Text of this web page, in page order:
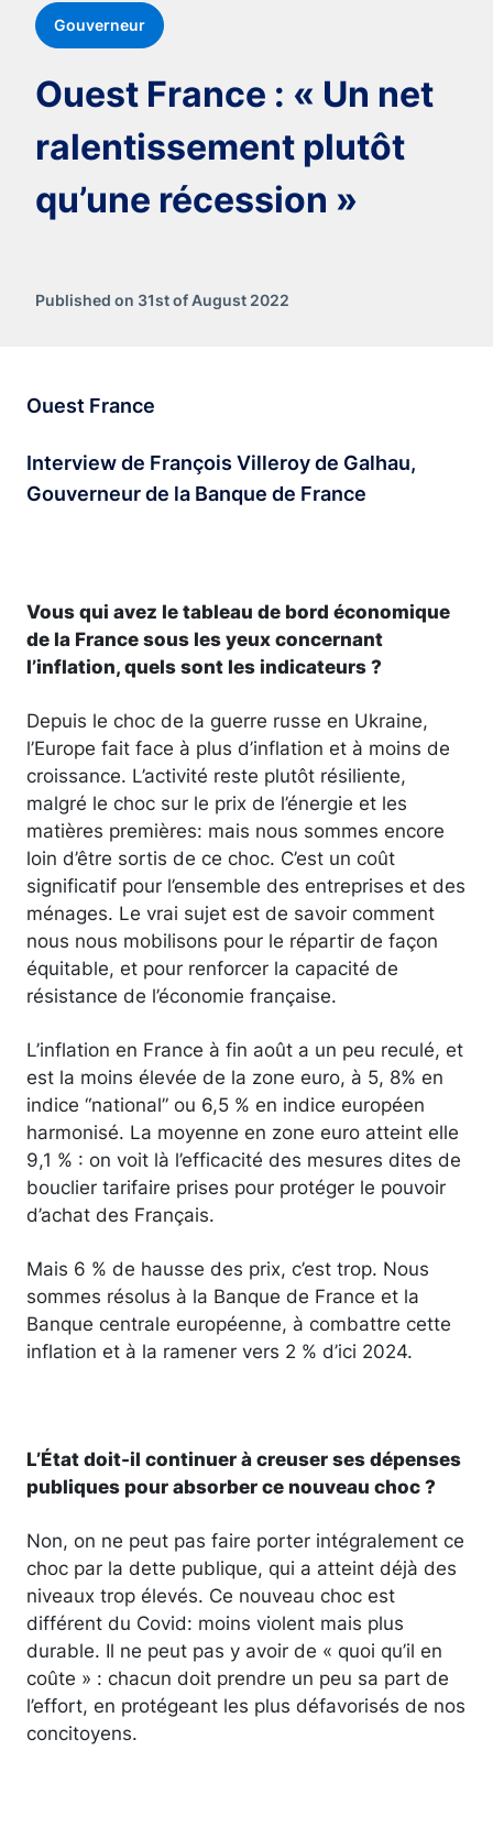
Gouverneur
Ouest France : « Un net
ralentissement plutôt
qu’une récession »
Published on 31st of August 2022
Ouest France
Interview de François Villeroy de Galhau,
Gouverneur de la Banque de France
Vous qui avez le tableau de bord économique
de la France sous les yeux concernant
l’inflation, quels sont les indicateurs ?
Depuis le choc de la guerre russe en Ukraine,
l’Europe fait face à plus d’inflation et à moins de
croissance. L’activité reste plutôt résiliente,
malgré le choc sur le prix de l’énergie et les
matières premières: mais nous sommes encore
loin d’être sortis de ce choc. C’est un coût
significatif pour l’ensemble des entreprises et des
ménages. Le vrai sujet est de savoir comment
nous nous mobilisons pour le répartir de façon
équitable, et pour renforcer la capacité de
résistance de l’économie française.
L’inflation en France à fin août a un peu reculé, et
est la moins élevée de la zone euro, à 5, 8% en
indice “national” ou 6,5 % en indice européen
harmonisé. La moyenne en zone euro atteint elle
9,1 % : on voit là l’efficacité des mesures dites de
bouclier tarifaire prises pour protéger le pouvoir
d’achat des Français.
Mais 6 % de hausse des prix, c’est trop. Nous
sommes résolus à la Banque de France et la
Banque centrale européenne, à combattre cette
inflation et à la ramener vers 2 % d’ici 2024.
L’État doit-il continuer à creuser ses dépenses
publiques pour absorber ce nouveau choc ?
Non, on ne peut pas faire porter intégralement ce
choc par la dette publique, qui a atteint déjà des
niveaux trop élevés. Ce nouveau choc est
différent du Covid: moins violent mais plus
durable. Il ne peut pas y avoir de « quoi qu’il en
coûte » : chacun doit prendre un peu sa part de
l’effort, en protégeant les plus défavorisés de nos
concitoyens.